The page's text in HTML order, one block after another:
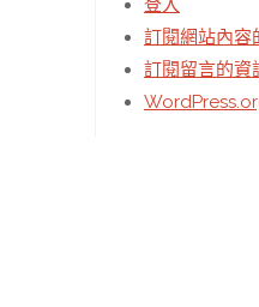
登入
訂閱網站內容
訂閱留言的資